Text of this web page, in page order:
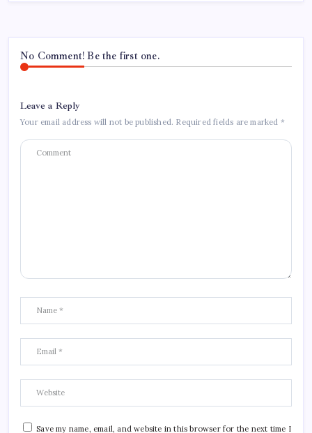
No Comment! Be the first one.
Leave a Reply
Your email address will not be published. Required fields are marked *
Save my name, email, and website in this browser for the next time I